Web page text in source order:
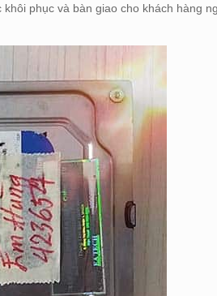
phục và bàn giao cho khách hàng